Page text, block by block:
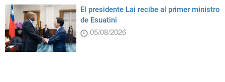
El presidente Lai recibe al primer ministro
de Esuatini
05/08/2026